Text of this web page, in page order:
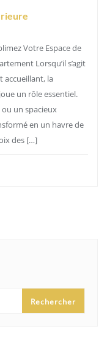
Votre Espace de
Lorsqu’il s’agit
accueillant, la
un rôle essentiel.
un spacieux
en un havre de
des […]
Rechercher